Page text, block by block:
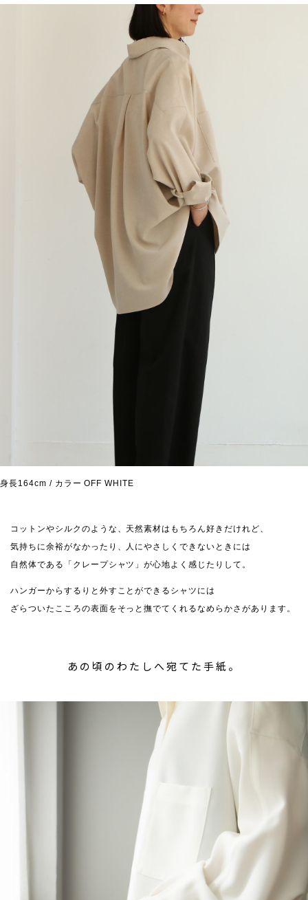
身長164cm / カラー OFF WHITE
コットンやシルクのような、天然素材はもちろん好きだけれど、
気持ちに余裕がなかったり、人にやさしくできないときには
自然体である「クレープシャツ」が心地よく感じたりして。
ハンガーからするりと外すことができるシャツには
ざらついたこころの表面をそっと撫でてくれるなめらかさがあります。
あの頃のわたしへ宛てた手紙。